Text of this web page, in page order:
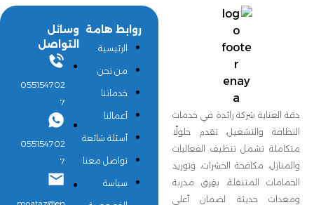
دقة العناية شركة رائدة في خدمات
النظافة والتشغيل، تقدم حلولًا
متكاملة تشمل تنظيف الفعاليات
والمنازل، مكافحة الحشرات، وتوريد
الحمامات المتنقلة، بفِرق مدربة
ومعدات حديثة لضمان أعلى
روابط هامة
الرئيسية
من نحن
خدماتنا
أعمالنا
أسئلة شائعة
تواصل معنا
سياسة
وسائل
التواصل
055154702
7
055154702
7